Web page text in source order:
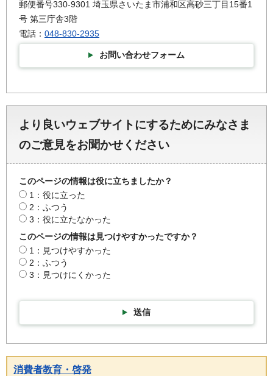
郵便番号330-9301 埼玉県さいたま市浦和区高砂三丁目15番1
号 第三庁舎3階
電話： 048-830-2935
お問い合わせフォーム
より良いウェブサイトにするためにみなさま
のご意見をお聞かせください
このページの情報は役に立ちましたか？
1：役に立った
2：ふつう
3：役に立たなかった
このページの情報は見つけやすかったですか？
1：見つけやすかった
2：ふつう
3：見つけにくかった
送信
消費者教育・啓発